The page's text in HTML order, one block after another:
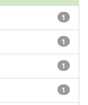
1
1
1
1